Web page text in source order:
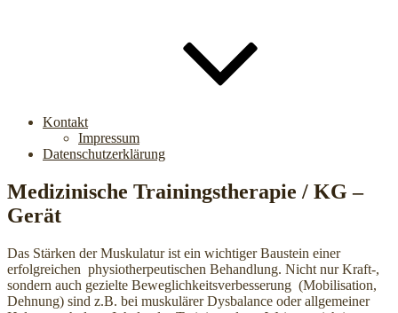
Kontakt
Impressum
Datenschutzerklärung
Medizinische Trainingstherapie / KG –
Gerät
Das Stärken der Muskulatur ist ein wichtiger Baustein einer
erfolgreichen physiotherpeutischen Behandlung. Nicht nur Kraft-,
sondern auch gezielte Beweglichkeitsverbesserung (Mobilisation,
Dehnung) sind z.B. bei muskulärer Dysbalance oder allgemeiner